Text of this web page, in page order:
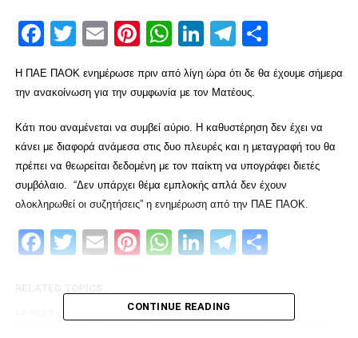
Facebook
Twitter
EmailPinterest
WhatsApp
LinkedIn
Telegram
Η ΠΑΕ ΠΑΟΚ ενημέρωσε πριν από λίγη ώρα ότι δε θα έχουμε σήμερα
την ανακοίνωση για την συμφωνία με τον Ματέους.
Κάτι που αναμένεται να συμβεί αύριο. Η καθυστέρηση δεν έχει να
κάνει με διαφορά ανάμεσα στις δυο πλευρές και η μεταγραφή του θα
πρέπει να θεωρείται δεδομένη με τον παίκτη να υπογράφει διετές
συμβόλαιο. “Δεν υπάρχει θέμα εμπλοκής απλά δεν έχουν
ολοκληρωθεί οι συζητήσεις” η ενημέρωση από την ΠΑΕ ΠΑΟΚ.
Facebook
Twitter
EmailPinterest
WhatsApp
LinkedIn
Telegram
CONTINUE READING